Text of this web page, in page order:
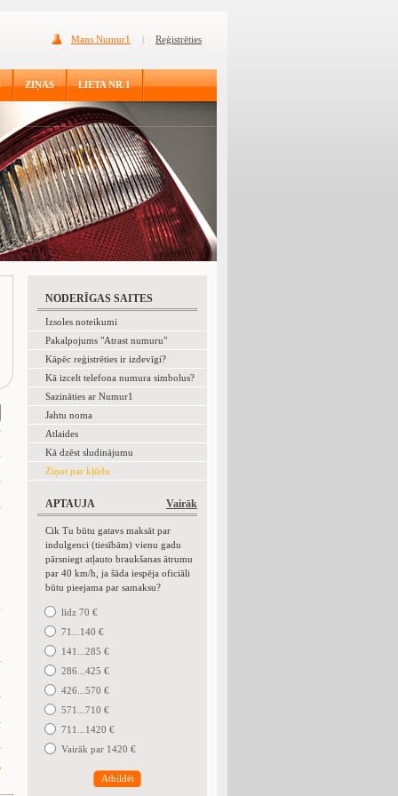
Mans Numur1 | Reģistrēties
ZIŅAS LIETA NR.1
NODERĪGAS SAITES
Izsoles noteikumi
Pakalpojums "Atrast numuru"
Kāpēc reģistrēties ir izdevīgi?
Kā izcelt telefona numura simbolus?
Sazināties ar Numur1
Jahtu noma
Atlaides
Kā dzēst sludinājumu
Ziņot par kļūdu
Vairāk
APTAUJA
Cik Tu būtu gatavs maksāt par
indulgenci (tiesībām) vienu gadu
pārsniegt atļauto braukšanas ātrumu
par 40 km/h, ja šāda iespēja oficiāli
būtu pieejama par samaksu?
līdz 70 €
71...140 €
141...285 €
286...425 €
426...570 €
571...710 €
711...1420 €
Vairāk par 1420 €
Atbildēt